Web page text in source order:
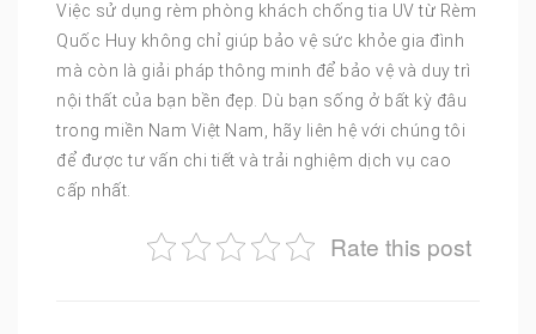
Việc sử dụng rèm phòng khách chống tia UV từ Rèm
Quốc Huy không chỉ giúp bảo vệ sức khỏe gia đình
mà còn là giải pháp thông minh để bảo vệ và duy trì
nội thất của bạn bền đẹp. Dù bạn sống ở bất kỳ đâu
trong miền Nam Việt Nam, hãy liên hệ với chúng tôi
để được tư vấn chi tiết và trải nghiệm dịch vụ cao
cấp nhất.
Rate this post